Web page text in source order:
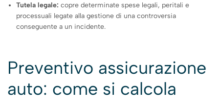
Tutela legale: copre determinate spese legali, peritali e
processuali legate alla gestione di una controversia
conseguente a un incidente.
Preventivo assicurazione
auto: come si calcola